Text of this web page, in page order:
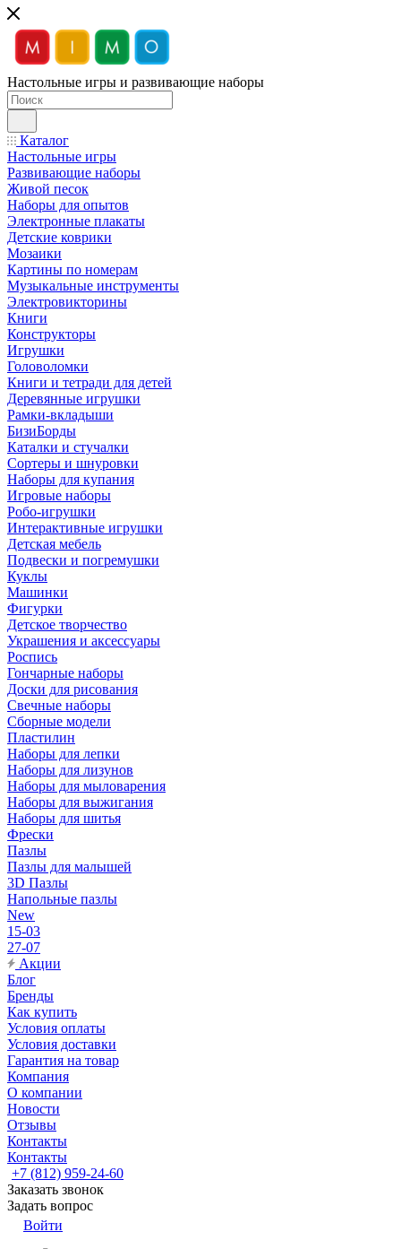
Настольные игры и развивающие наборы
Каталог
Настольные игры
Развивающие наборы
Живой песок
Наборы для опытов
Электронные плакаты
Детские коврики
Мозаики
Картины по номерам
Музыкальные инструменты
Электровикторины
Книги
Конструкторы
Игрушки
Головоломки
Книги и тетради для детей
Деревянные игрушки
Рамки-вкладыши
БизиБорды
Каталки и стучалки
Сортеры и шнуровки
Наборы для купания
Игровые наборы
Робо-игрушки
Интерактивные игрушки
Детская мебель
Подвески и погремушки
Куклы
Машинки
Фигурки
Детское творчество
Украшения и аксессуары
Роспись
Гончарные наборы
Доски для рисования
Свечные наборы
Сборные модели
Пластилин
Наборы для лепки
Наборы для лизунов
Наборы для мыловарения
Наборы для выжигания
Наборы для шитья
Фрески
Пазлы
Пазлы для малышей
3D Пазлы
Напольные пазлы
New
15-03
27-07
Акции
Блог
Бренды
Как купить
Условия оплаты
Условия доставки
Гарантия на товар
Компания
О компании
Новости
Отзывы
Контакты
Контакты
+7 (812) 959-24-60
Заказать звонок
Задать вопрос
Войти